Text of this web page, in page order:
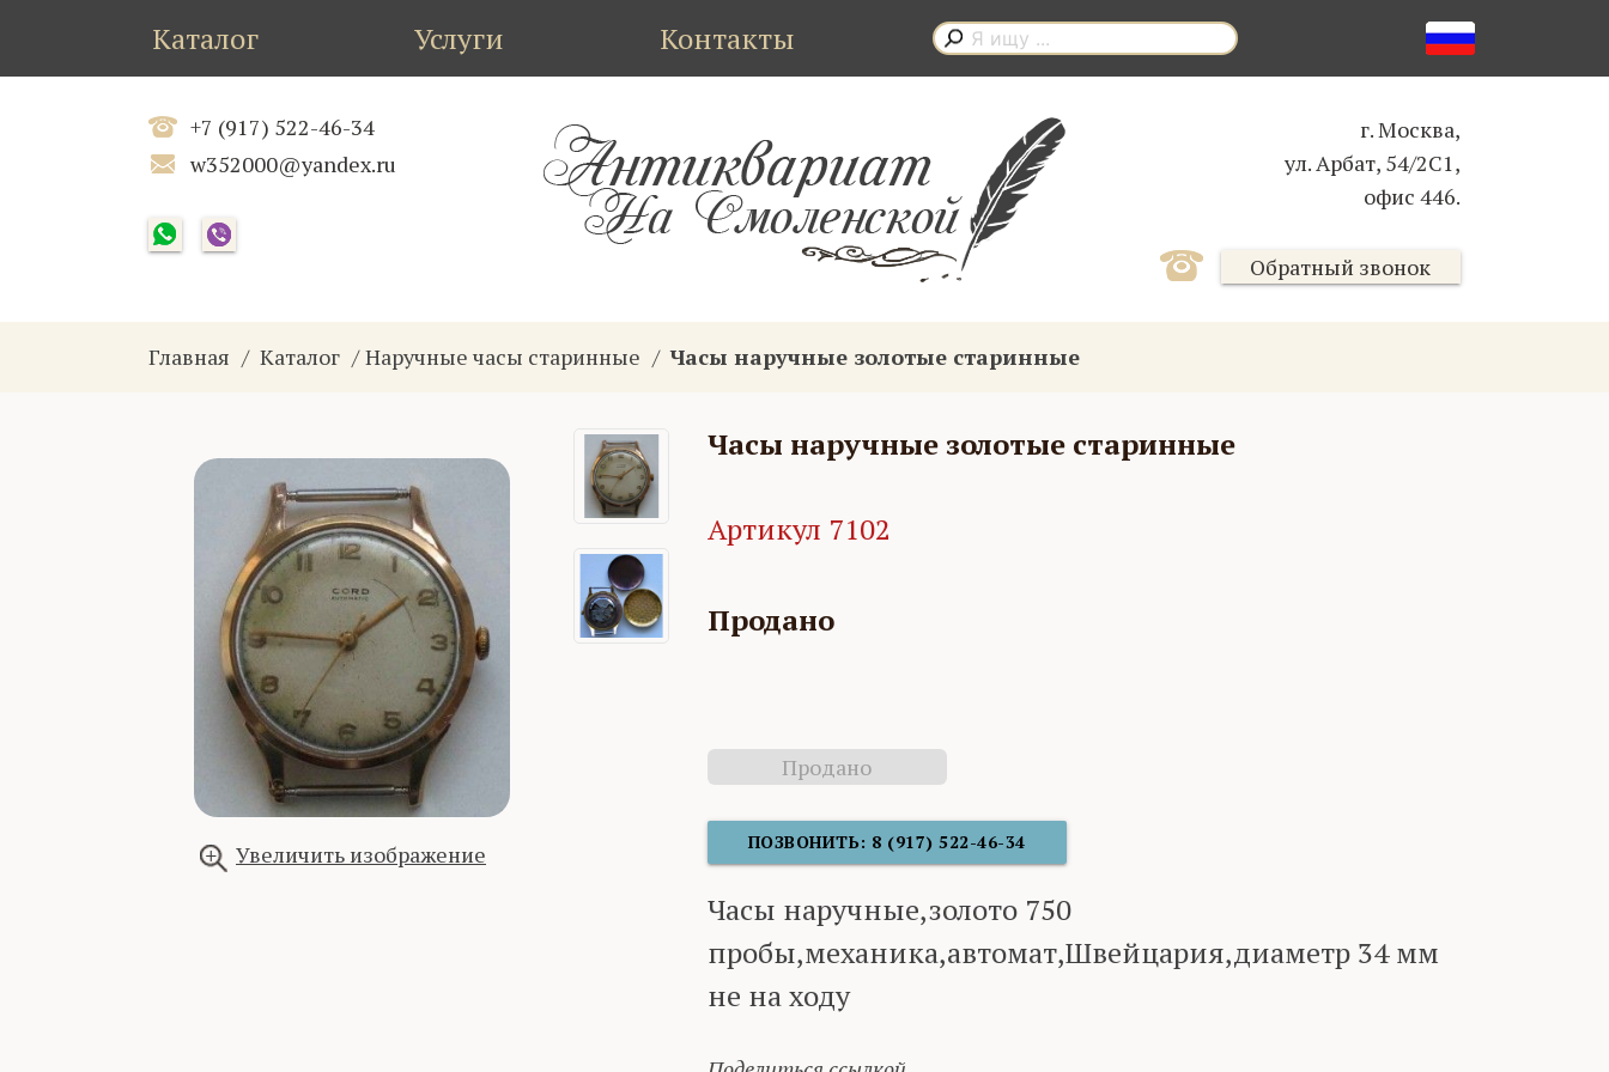
Каталог Услуги Контакты
+7 (917) 522-46-34
w352000@yandex.ru
г. Москва,
ул. Арбат, 54/2С1,
офис 446.
Обратный звонок
Главная Каталог Наручные часы старинные Часы наручные золотые старинные
Увеличить изображение
Часы наручные золотые старинные
Артикул 7102
Продано
Продано
ПОЗВОНИТЬ: 8 (917) 522-46-34
Часы наручные,золото 750
пробы,механика,автомат,Швейцария,диаметр 34 мм
не на ходу